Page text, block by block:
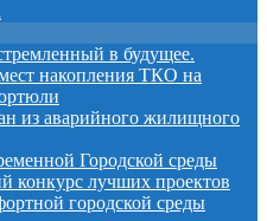
в будущее.
накопления ТКО на
из аварийного жилищного
Городской среды
конкурс лучших проектов
городской среды